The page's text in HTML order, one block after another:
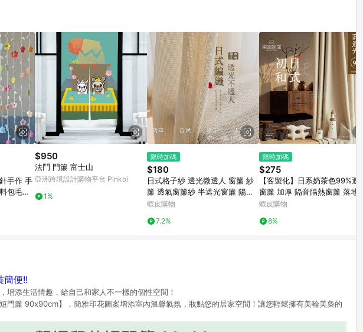
手作 手
包毛線
花鈴蘭
$950
法鬥 門簾 富士山
亞洲跨境設計購物平台 Pinkoi
1%
限時加碼
$180
日式格子紗 透光微透人 窗簾 紗
簾 透氣窗簾紗 半遮光窗簾 陽台
窗戶落地窗簾 窗簾紗 窗紗 隱私
蝦皮購物
7.2%
限時加碼
$275
【客製化】日系奶茶色99%遮光
窗簾 加厚 隔音隔熱窗簾 落地窗
簾 隔間簾 客廳臥室窗簾 棉麻布
蝦皮購物
8%
簡便!!
增添生活情趣，給自己和家人不一樣的個性空間！
門簾 90x90cm】，簡雅印花圖案增添室內溫馨氣氛，妝點您的居家空間！讓您輕鬆擁有美輪美奐的